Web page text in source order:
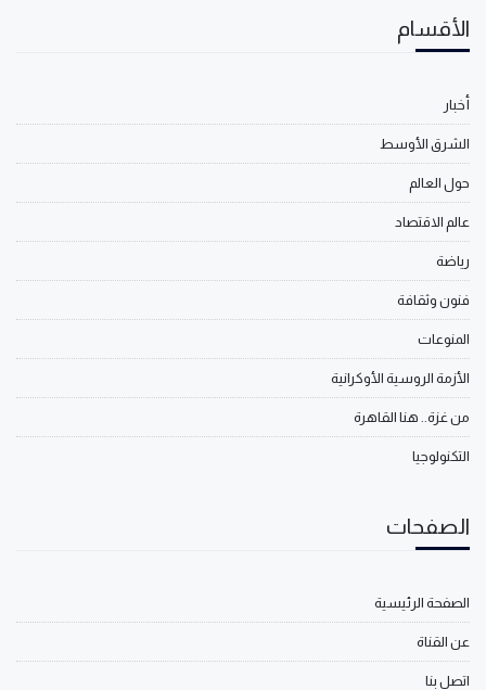
الأقسام
أخبار
الشرق الأوسط
حول العالم
عالم الاقتصاد
رياضة
فنون وثقافة
المنوعات
الأزمة الروسية الأوكرانية
من غزة.. هنا القاهرة
التكنولوجيا
الصفحات
الصفحة الرئيسية
عن القناة
اتصل بنا